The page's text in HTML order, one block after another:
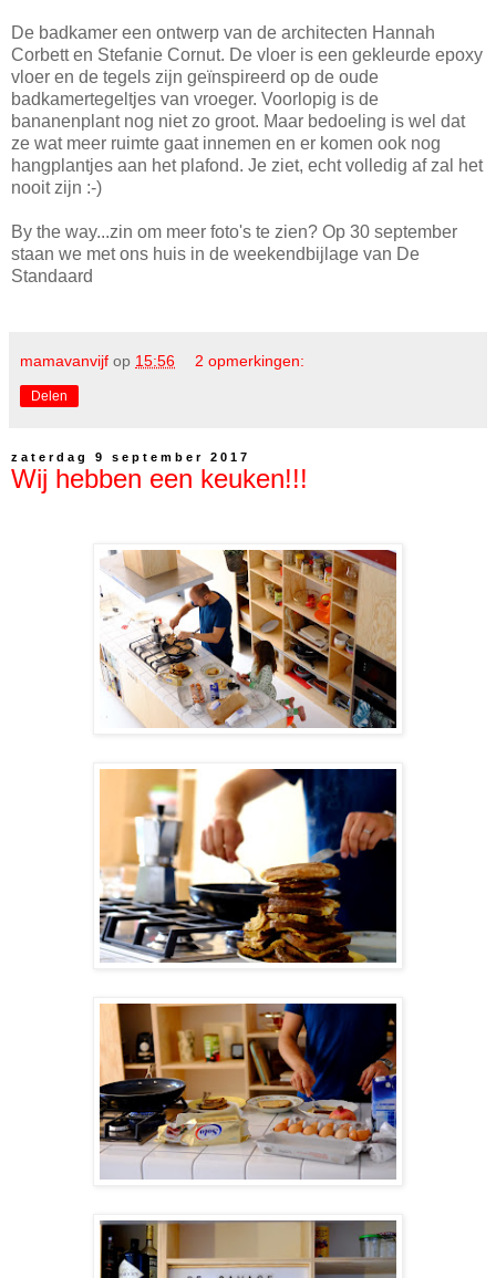
De badkamer een ontwerp van de architecten Hannah
Corbett en Stefanie Cornut. De vloer is een gekleurde epoxy
vloer en de tegels zijn geïnspireerd op de oude
badkamertegeltjes van vroeger. Voorlopig is de
bananenplant nog niet zo groot. Maar bedoeling is wel dat
ze wat meer ruimte gaat innemen en er komen ook nog
hangplantjes aan het plafond. Je ziet, echt volledig af zal het
nooit zijn :-)
By the way...zin om meer foto's te zien? Op 30 september
staan we met ons huis in de weekendbijlage van De
Standaard
mamavanvijf op 15:56 2 opmerkingen:
Delen
zaterdag 9 september 2017
Wij hebben een keuken!!!